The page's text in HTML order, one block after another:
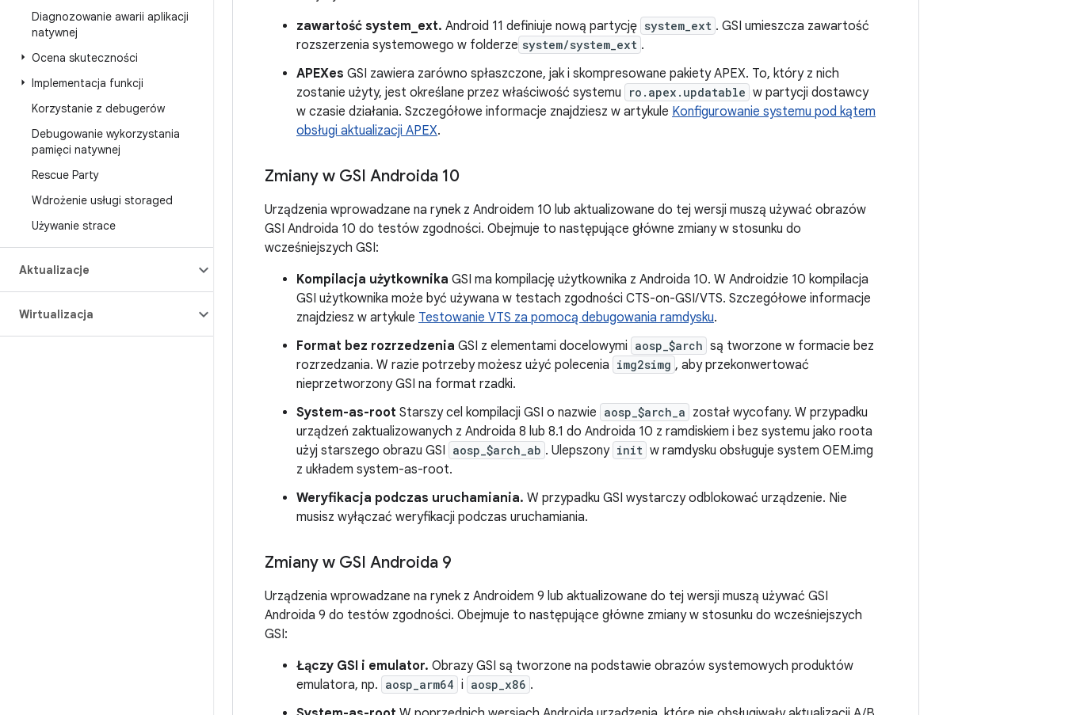
Diagnozowanie awarii aplikacji
natywnej
Ocena skuteczności
Implementacja funkcji
Korzystanie z debugerów
Debugowanie wykorzystania
pamięci natywnej
Rescue Party
Wdrożenie usługi storaged
Używanie strace
Aktualizacje
Wirtualizacja
zawartość system_ext. Android 11 definiuje nową partycję system_ext . GSI umieszcza zawartość
rozszerzenia systemowego w folderze system/system_ext .
APEXes GSI zawiera zarówno spłaszczone, jak i skompresowane pakiety APEX. To, który z nich
zostanie użyty, jest określane przez właściwość systemu
ro.apex.updatable w partycji dostawcy
w czasie działania. Szczegółowe informacje znajdziesz w artykule Konfigurowanie systemu pod kątem
obsługi aktualizacji APEX.
Zmiany w GSI Androida 10
Urządzenia wprowadzane na rynek z Androidem 10 lub aktualizowane do tej wersji muszą używać obrazów
GSI Androida 10 do testów zgodności. Obejmuje to następujące główne zmiany w stosunku do
wcześniejszych GSI:
Kompilacja użytkownika GSI ma kompilację użytkownika z Androida 10. W Androidzie 10 kompilacja
GSI użytkownika może być używana w testach zgodności CTS-on-GSI/VTS. Szczegółowe informacje
znajdziesz w artykule Testowanie VTS za pomocą debugowania ramdysku.
Format bez rozrzedzenia GSI z elementami docelowymi aosp_$arch są tworzone w formacie bez
rozrzedzania. W razie potrzeby możesz użyć polecenia img2simg , aby przekonwertować
nieprzetworzony GSI na format rzadki.
System-as-root Starszy cel kompilacji GSI o nazwie aosp_$arch_a został wycofany. W przypadku
urządzeń zaktualizowanych z Androida 8 lub 8.1 do Androida 10 z ramdiskiem i bez systemu jako roota
użyj starszego obrazu GSI aosp_$arch_ab . Ulepszony init w ramdysku obsługuje system OEM.img
z układem system-as-root.
Weryfikacja podczas uruchamiania. W przypadku GSI wystarczy odblokować urządzenie. Nie
musisz wyłączać weryfikacji podczas uruchamiania.
Zmiany w GSI Androida 9
Urządzenia wprowadzane na rynek z Androidem 9 lub aktualizowane do tej wersji muszą używać GSI
Androida 9 do testów zgodności. Obejmuje to następujące główne zmiany w stosunku do wcześniejszych
GSI:
Łączy GSI i emulator. Obrazy GSI są tworzone na podstawie obrazów systemowych produktów
emulatora, np. aosp_arm64 i aosp_x86 .